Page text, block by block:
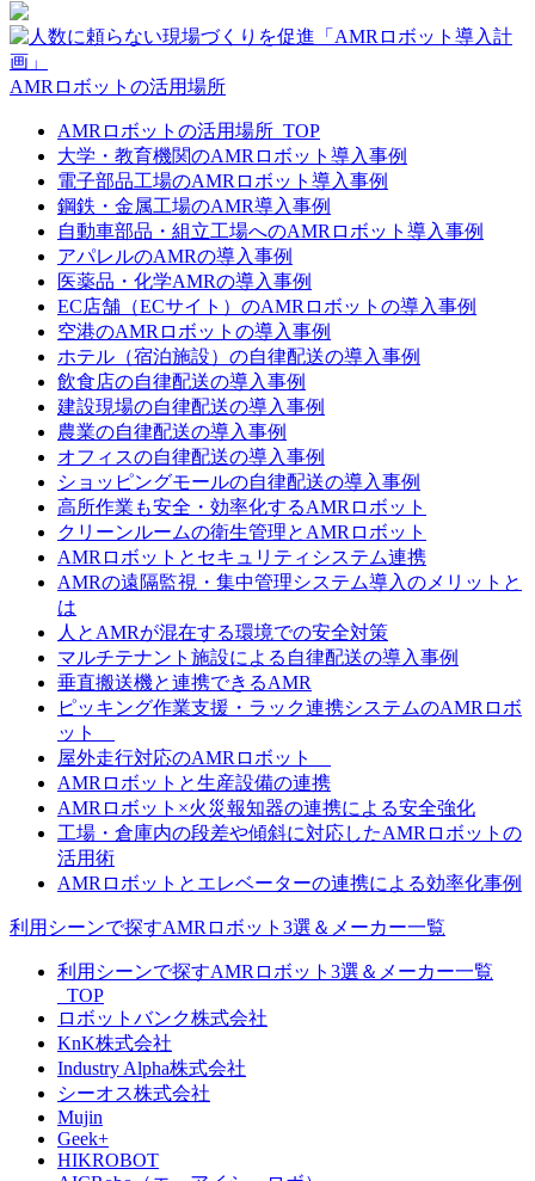
AMRロボットの活用場所
AMRロボットの活用場所_TOP
大学・教育機関のAMRロボット導入事例
電子部品工場のAMRロボット導入事例
鋼鉄・金属工場のAMR導入事例
自動車部品・組立工場へのAMRロボット導入事例
アパレルのAMRの導入事例
医薬品・化学AMRの導入事例
EC店舗（ECサイト）のAMRロボットの導入事例
空港のAMRロボットの導入事例
ホテル（宿泊施設）の自律配送の導入事例
飲食店の自律配送の導入事例
建設現場の自律配送の導入事例
農業の自律配送の導入事例
オフィスの自律配送の導入事例
ショッピングモールの自律配送の導入事例
高所作業も安全・効率化するAMRロボット
クリーンルームの衛生管理とAMRロボット
AMRロボットとセキュリティシステム連携
AMRの遠隔監視・集中管理システム導入のメリットと
は
人とAMRが混在する環境での安全対策
マルチテナント施設による自律配送の導入事例
垂直搬送機と連携できるAMR
ピッキング作業支援・ラック連携システムのAMRロボ
ット
屋外走行対応のAMRロボット
AMRロボットと生産設備の連携
AMRロボット×火災報知器の連携による安全強化
工場・倉庫内の段差や傾斜に対応したAMRロボットの
活用術
AMRロボットとエレベーターの連携による効率化事例
利用シーンで探すAMRロボット3選＆メーカー一覧
利用シーンで探すAMRロボット3選＆メーカー一覧
_TOP
ロボットバンク株式会社
KnK株式会社
Industry Alpha株式会社
シーオス株式会社
Mujin
Geek+
HIKROBOT